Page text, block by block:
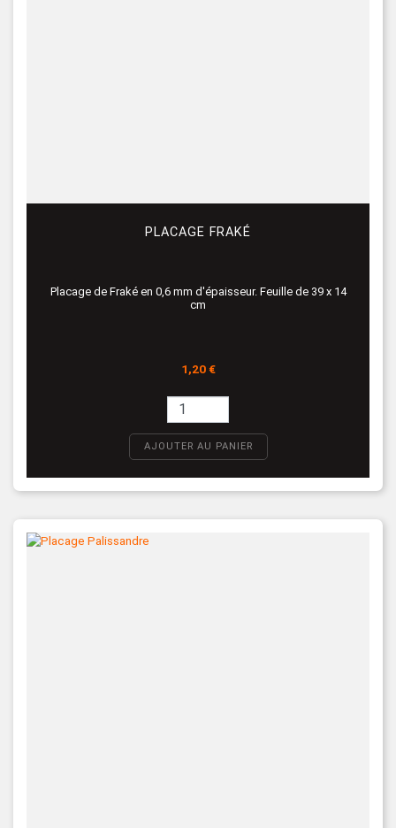
PLACAGE FRAKÉ
Placage de Fraké en 0,6 mm d'épaisseur. Feuille de 39 x 14
cm
Prix
1,20 €
AJOUTER AU PANIER